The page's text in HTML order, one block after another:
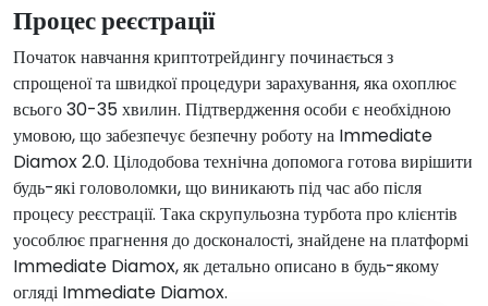
Процес реєстрації
Початок навчання криптотрейдингу починається з
спрощеної та швидкої процедури зарахування, яка охоплює
всього 30-35 хвилин. Підтвердження особи є необхідною
умовою, що забезпечує безпечну роботу на Immediate
Diamox 2.0. Цілодобова технічна допомога готова вирішити
будь-які головоломки, що виникають під час або після
процесу реєстрації. Така скрупульозна турбота про клієнтів
уособлює прагнення до досконалості, знайдене на платформі
Immediate Diamox, як детально описано в будь-якому
огляді Immediate Diamox.